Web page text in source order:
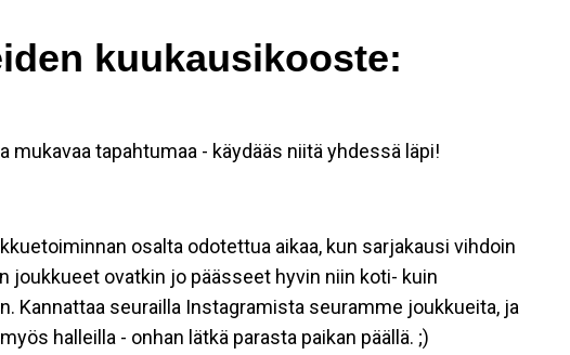
kuukausikooste:
mukavaa tapahtumaa - käydääs niitä yhdessä läpi!
osalta odotettua aikaa, kun sarjakausi vihdoin
joukkueet ovatkin jo päässeet hyvin niin koti- kuin
Kannattaa seurailla Instagramista seuramme joukkueita, ja
halleilla - onhan lätkä parasta paikan päällä. ;)